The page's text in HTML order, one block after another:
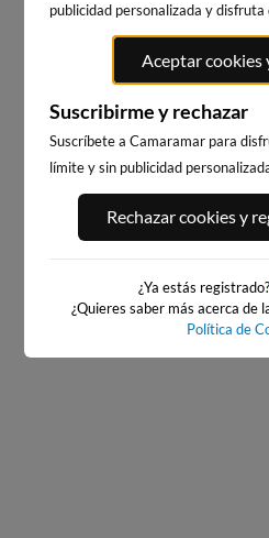
WEBCAMS
PORT ANDRATX
148km · Andratx
publicidad personalizada y disfruta
Aceptar cookies
Suscribirme y rechazar
Suscríbete a Camaramar para
límite y sin publicidad
Rechazar cookies y
¿Ya estás registrado?
¿Quieres saber más acerca de
Política de